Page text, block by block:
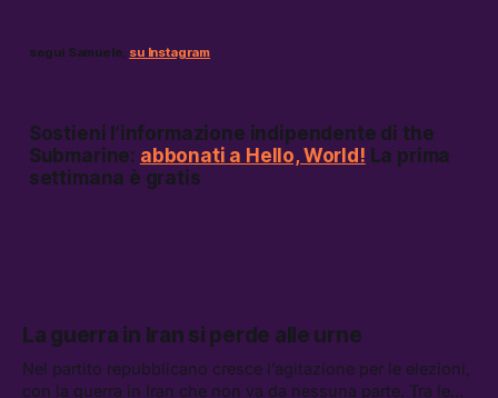
segui Samuele, su Instagram
Sostieni l’informazione indipendente di the
Submarine: abbonati a Hello, World! La prima
settimana è gratis
La guerra in Iran si perde alle urne
Nel partito repubblicano cresce l’agitazione per le elezioni,
con la guerra in Iran che non va da nessuna parte. Tra le